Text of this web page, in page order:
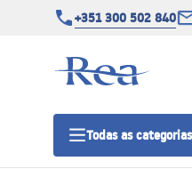
+351 300 502 840
Todas as categorias